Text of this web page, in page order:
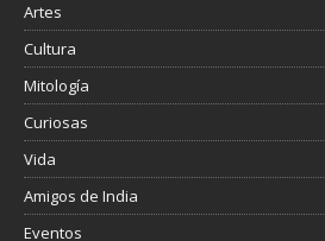
Artes
Cultura
Mitología
Curiosas
Vida
Amigos de India
Eventos